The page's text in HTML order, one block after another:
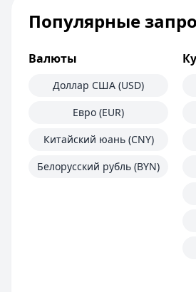
Популярные
Валюты
Доллар США (USD)
Евро (EUR)
Китайский юань (CNY)
Белорусский рубль (BYN)